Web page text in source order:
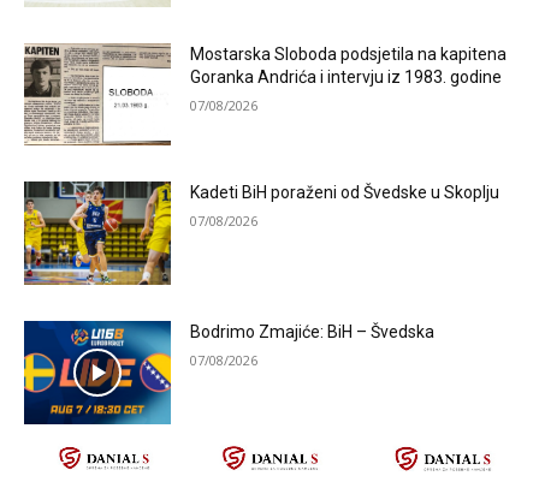
Mostarska Sloboda podsjetila na kapitena
Goranka Andrića i intervju iz 1983. godine
07/08/2026
Kadeti BiH poraženi od Švedske u Skoplju
07/08/2026
Bodrimo Zmajiće: BiH – Švedska
07/08/2026